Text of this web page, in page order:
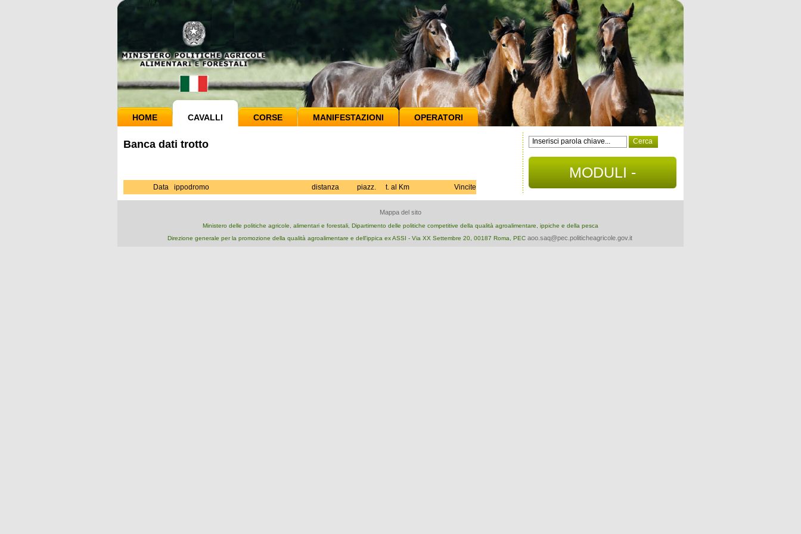
HOME CAVALLI CORSE MANIFESTAZIONI OPERATORI
Banca dati trotto
Data ippodromo distanza piazz. t. al Km Vincite
MODULI -
DOCUMENTI
Mappa del sito
Ministero delle politiche agricole, alimentari e forestali, Dipartimento delle politiche competitive della qualità agroalimentare, ippiche e della pesca
Direzione generale per la promozione della qualità agroalimentare e dell'ippica ex ASSI - Via XX Settembre 20, 00187 Roma, PEC aoo.saq@pec.politicheagricole.gov.it